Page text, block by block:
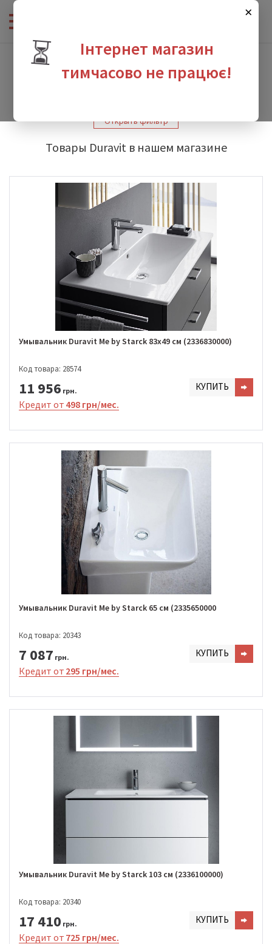
×
⏳
Інтернет магазин
тимчасово не працює!
Интернет-магазин сантехники - Производители - Duravit Duravit ME by Starck
Открыть фильтр
Товары Duravit в нашем магазине
Умывальник Duravit Me by Starck 83х49 см (2336830000)
Код товара: 28574
11 956 грн. КУПИТЬ
Кредит от 498 грн/мес.
Умывальник Duravit Me by Starck 65 см (2335650000
Код товара: 20343
7 087 грн. КУПИТЬ
Кредит от 295 грн/мес.
Умывальник Duravit Me by Starck 103 см (2336100000)
Код товара: 20340
17 410 грн. КУПИТЬ
Кредит от 725 грн/мес.